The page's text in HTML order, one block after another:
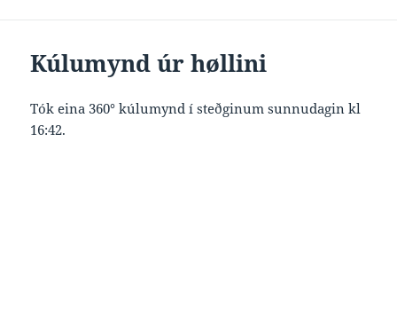
Kúlumynd úr høllini
Tók eina 360° kúlumynd í steðginum sunnudagin kl
16:42.